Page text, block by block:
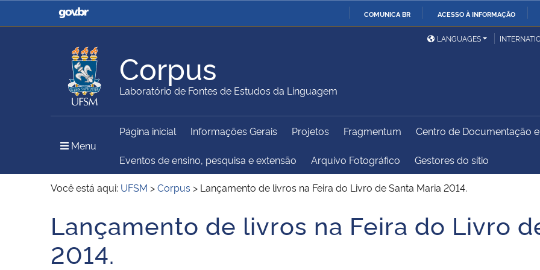
COMUNICA BR ACESSO À INFORMAÇÃO
Casa Civil
Ministério da Justiça e
Ministério da Defesa
Ministério das Relações
Exteriores
Ministério da Agricultura,
Pecuária e Abastecimento
Ministério da Educação
Ministério do Meio Ambiente Ministério do Turismo
Ministério do
Desenvolvimento Regional
União
Institucional
LANGUAGES
Corpus
Laboratório de Fontes de Estudos da Linguagem
Menu
Página inicial Informações Gerais Projetos Fragmentum Centro de Documentação
Eventos de ensino, pesquisa e extensão Arquivo Fotográfico Gestores do sítio
Você está aqui: UFSM >Corpus > Lançamento de livros na Feira do Livro de Santa Maria 2014.
Início do conteúdo
Lançamento de livros na Feira do Livro
2014.